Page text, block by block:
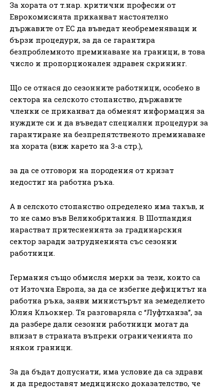
За хората от т.нар. критични професии от
Еврокомисията приканват настоятелно
държавите от ЕС да въведат необременяващи и
бързи процедури, за да се гарантира
безпроблемното преминаване на граници, в това
число и пропорционален здравен скрининг.
Що се отнася до сезонните работници, особено в
сектора на селското стопанство, държавите
членки се приканват да обменят информация за
нуждите си и да въведат специални процедури за
гарантиране на безпрепятственото преминаване
на хората (виж карето на 3-а стр.),
за да се отговори на породения от кризат
недостиг на работна ръка.
А в селското стопанство определено има такъв, и
то не само във Великобритания. В Шотландия
нарастват притесненията за градинарския
сектор заради затрудненията със сезонни
работници.
Германия също обмисля мерки за тези, които са
от Източна Европа, за да се избегне дефицитът на
работна ръка, заяви министърът на земеделието
Юлия Кльокнер. Тя разговаряла с “Луфтханза”, за
да разбере дали сезонни работници могат да
влизат в страната въпреки ограниченията по
някои граници.
За да бъдат допуснати, има условие да са здрави
и да предоставят медицинско доказателство, че